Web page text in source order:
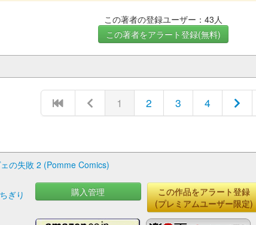
この著者の登録ユーザー：43人
この著者をアラート登録(無料)
1 2 3 4
の失敗 2 (Pomme Comics)
ぎり
購入管理
この作品をアラート登録
(プレミアムユーザー限定)